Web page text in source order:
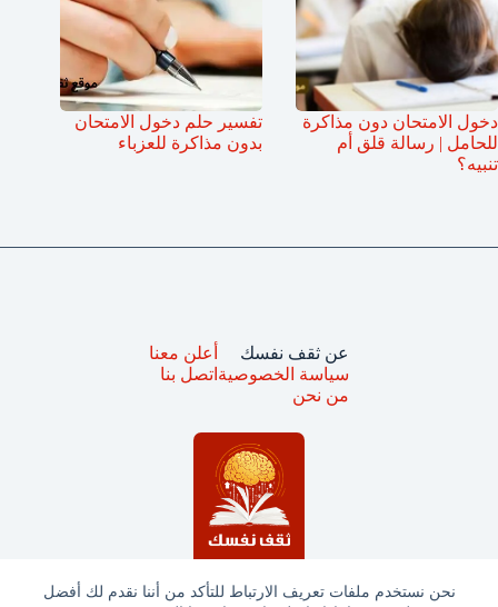
نحن نستخدم ملفات تعريف الارتباط للتأكد من أننا نقدم لك أفضل
دخول الامتحان دون مذاكرة
للحامل | رسالة قلق أم
تنبيه؟
تفسير حلم دخول الامتحان
بدون مذاكرة للعزباء
عن ثقف نفسك
سياسة الخصوصية
من نحن
أعلن معنا
اتصل بنا